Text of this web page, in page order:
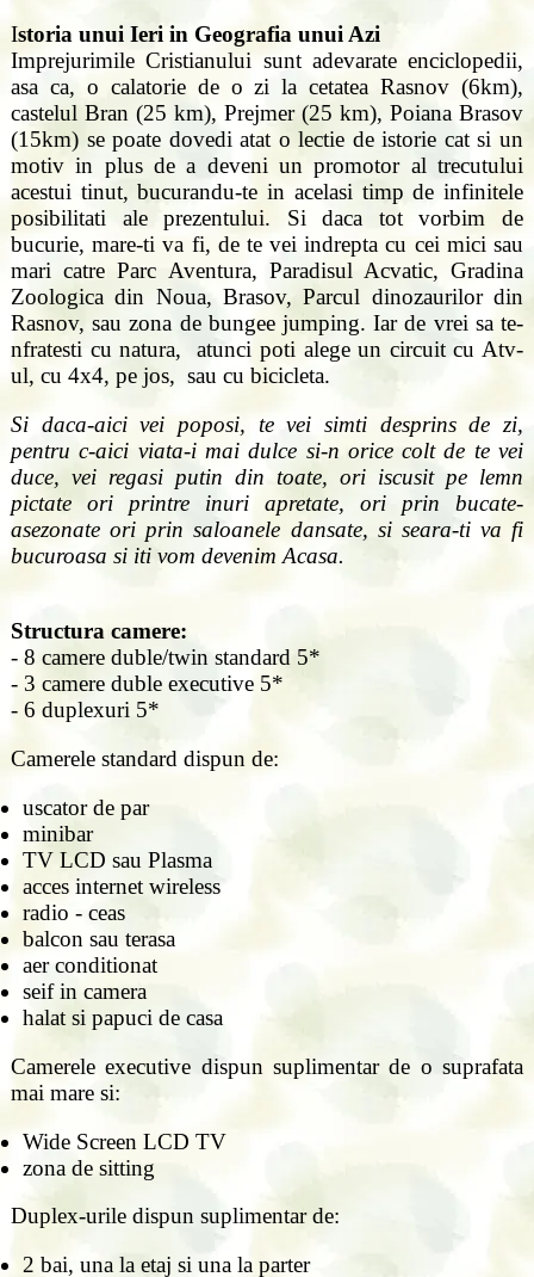
Istoria unui Ieri in Geografia unui Azi
Imprejurimile Cristianului sunt adevarate enciclopedii,
asa ca, o calatorie de o zi la cetatea Rasnov (6km),
castelul Bran (25 km), Prejmer (25 km), Poiana Brasov
(15km) se poate dovedi atat o lectie de istorie cat si un
motiv in plus de a deveni un promotor al trecutului
acestui tinut, bucurandu-te in acelasi timp de infinitele
posibilitati ale prezentului. Si daca tot vorbim de
bucurie, mare-ti va fi, de te vei indrepta cu cei mici sau
mari catre Parc Aventura, Paradisul Acvatic, Gradina
Zoologica din Noua, Brasov, Parcul dinozaurilor din
Rasnov, sau zona de bungee jumping. Iar de vrei sa te-
nfratesti cu natura, atunci poti alege un circuit cu Atv-
ul, cu 4x4, pe jos, sau cu bicicleta.
Si daca-aici vei poposi, te vei simti desprins de zi,
pentru c-aici viata-i mai dulce si-n orice colt de te vei
duce, vei regasi putin din toate, ori iscusit pe lemn
pictate ori printre inuri apretate, ori prin bucate-
asezonate ori prin saloanele dansate, si seara-ti va fi
bucuroasa si iti vom devenim Acasa.
Structura camere:
- 8 camere duble/twin standard 5*
- 3 camere duble executive 5*
- 6 duplexuri 5*
Camerele standard dispun de:
uscator de par
minibar
TV LCD sau Plasma
acces internet wireless
radio - ceas
balcon sau terasa
aer conditionat
seif in camera
halat si papuci de casa
Camerele executive dispun suplimentar de o suprafata
mai mare si:
Wide Screen LCD TV
zona de sitting
Duplex-urile dispun suplimentar de:
2 bai, una la etaj si una la parter